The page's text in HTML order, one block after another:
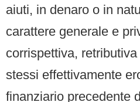
aiuti, in denaro o in
carattere generale e
corrispettiva,
stessi effettivamente
finanziario precedente